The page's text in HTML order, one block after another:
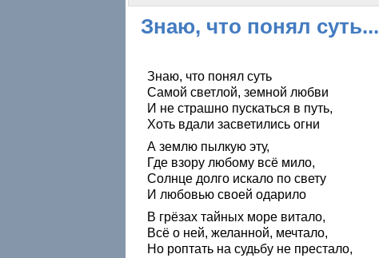
Вы здесь
Знаю, что понял суть...
Знаю, что понял суть
Самой светлой, земной любви
И не страшно пускаться в путь,
Хоть вдали засветились огни
А землю пылкую эту,
Где взору любому всё мило,
Солнце долго искало по свету
И любовью своей одарило
В грёзах тайных море витало,
Всё о ней, желанной, мечтало,
Но роптать на судьбу не престало,